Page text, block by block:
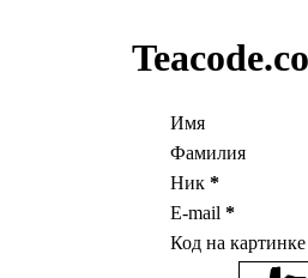
Имя
Фамилия
Ник *
E-mail *
Код на